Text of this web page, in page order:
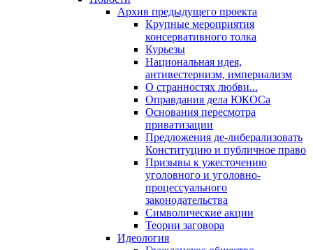
Архив предыдущего проекта
Крупные мероприятия
консервативного толка
Курьезы
Национальная идея,
антивестернизм, империализм
О странностях любви...
Оправдания дела ЮКОСа
Основания пересмотра
приватизации
Предложения де-либерализовать
Конституцию и публичное право
Призывы к ужесточению
уголовного и уголовно-
процессуального
законодательства
Символические акции
Теории заговора
Идеология